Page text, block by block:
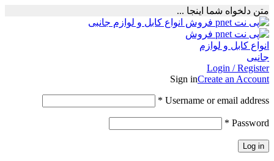
متن دلخواه شما اینجا ...
Login / Register
Sign inCreate an Account
Username or email address
*
Password
*
Log in